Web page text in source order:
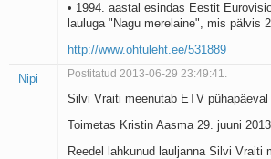
• 1994. aastal esindas Eestit
lauluga "Nagu merelaine", mis pälvis
http://www.ohtuleht.ee/531889
Nipi Postitatud 2013-06-29 23:49:41.
Silvi Vraiti meenutab ETV pühapäeval
Toimetas Kristin Aasma 29. juuni
Reedel lahkunud lauljanna Silvi Vraiti